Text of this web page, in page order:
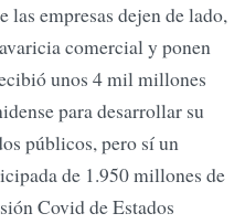
las empresas dejen de lado,
comercial y ponen
unos 4 mil millones
para desarrollar su
públicos, pero sí un
de 1.950 millones de
Covid de Estados